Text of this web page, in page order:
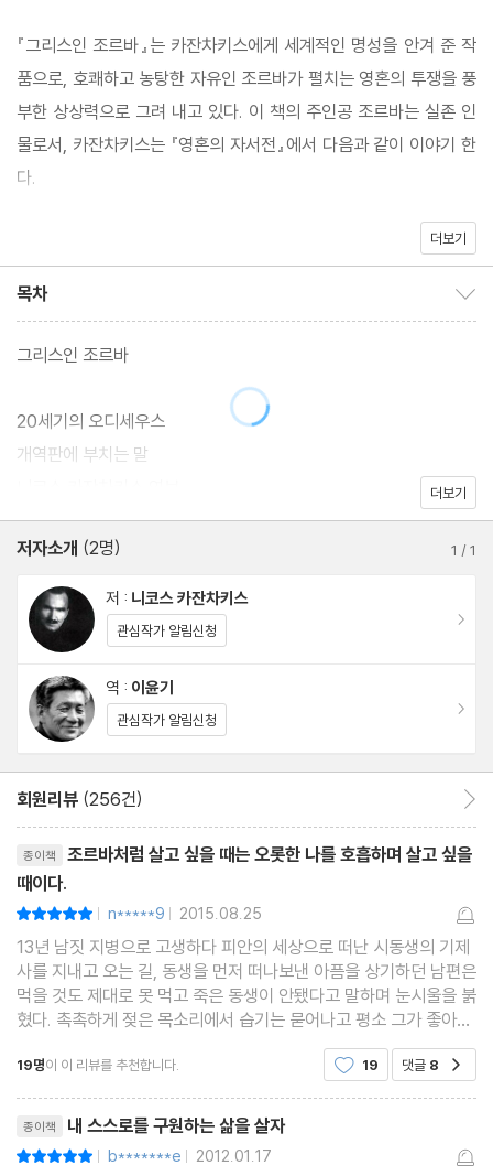
『그리스인 조르바』는 카잔차키스에게 세계적인 명성을 안겨 준 작
품으로, 호쾌하고 농탕한 자유인 조르바가 펼치는 영혼의 투쟁을 풍
부한 상상력으로 그려 내고 있다. 이 책의 주인공 조르바는 실존 인
물로서, 카잔차키스는 『영혼의 자서전』에서 다음과 같이 이야기 한
다.
「……힌두교도들은 '구루(사부)'라고 부르고 수도승들은 '아버지'라
르바를 택했을 것이다……. 주린 영혼을 채우기 위해 오랜 세월 책으
로부터 빨아들인 영양분의 질량과, 겨우 몇 달 사이에 조르바로부터
나는 격분과 마음의 쓰라림을 견디지 못한다.」
『그리스인 조르바』를 제대로 이해하기 위해서는 '메토이소노' 즉,
'거룩하게 되기'의 개념을 염두에 두어야 한다. 이것은 보이는 것과
보이지 않는 것, 육체와 영혼, 물질과 정신의 임계 상태 너머에서 일
화학적인 변화라면, 포도주가 사랑이 되고 성체(聖體)가 되는 것은
바로 '메토이소노'인 것이다. 카잔차키스는 바로 이 책에서 조르바의
거침없이 자유로운 영혼의 투쟁을 통해 '삶의 메토이소노'를 보여 주
고 있는 것이다.
더보기
목차
그리스인 조르바
20세기의 오디세우스
개역판에 부치는 말
더보기
저자소개 (2명) 1 /1
저 : 니코스 카잔차키스
관심작가 알림신청
역 : 이윤기
관심작가 알림신청
회원리뷰 (256건)
종이책
조르바처럼 살고 싶을 때는 오롯한 나를 호흡하며 살고 싶을
때이다.
| n*****9 | 2015.08.25
13년 남짓 지병으로 고생하다 피안의 세상으로 떠난 시동생의 기제
사를 지내고 오는 길, 동생을 먼저 떠나보낸 아픔을 상기하던 남편은
먹을 것도 제대로 못 먹고 죽은 동생이 안됐다고 말하며 눈시울을 붉
혔다. 촉촉하게 젖은 목소리에서 습기는 묻어나고 평소 그가 좋아하
던 술 한 잔 부어 놓을 공간도 없이 사각형의 상자 안에 갇혀 있다고
생각하니 마음이 더 아프다고 했다. 생긴
19명이 이 리뷰를 추천합니다. 19 댓글 8
종이책 내 스스로를 구원하는 삶을 살자
| b*******e | 2012.01.17